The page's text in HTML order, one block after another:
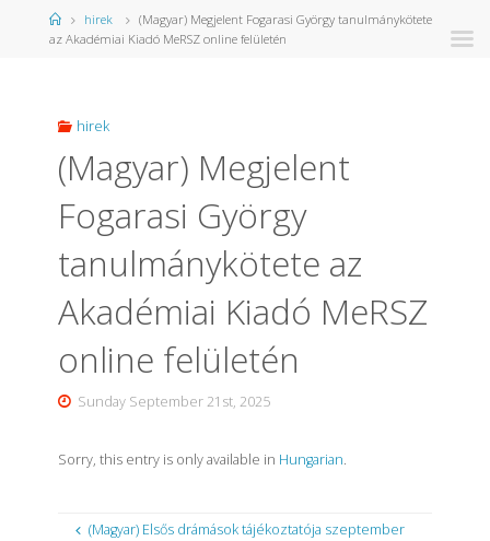
Homehirek
(Magyar) Megjelent Fogarasi György tanulmánykötete
az Akadémiai Kiadó MeRSZ online felületén
hirek
(Magyar) Megjelent
Fogarasi György
tanulmánykötete az
Akadémiai Kiadó MeRSZ
online felületén
Sunday September 21st, 2025
Sorry, this entry is only available in Hungarian.
(Magyar) Elsős drámások tájékoztatója szeptember